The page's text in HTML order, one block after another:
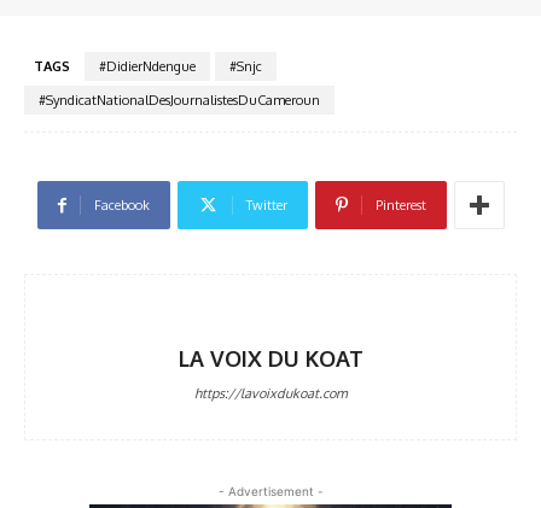
TAGS #DidierNdengue
#Snjc
#SyndicatNationalDesJournalistesDuCameroun
Facebook Twitter Pinterest
LA VOIX DU KOAT
https://lavoixdukoat.com
- Advertisement -